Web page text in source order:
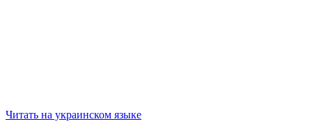
Читать на украинском языке